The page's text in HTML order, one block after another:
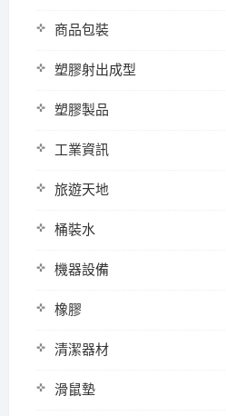
商品包裝
塑膠射出成型
塑膠製品
工業資訊
旅遊天地
桶裝水
機器設備
橡膠
清潔器材
滑鼠墊